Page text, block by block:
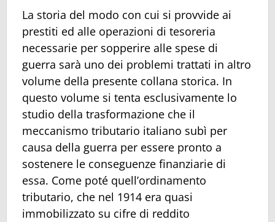
La storia del modo con cui si provvide ai
prestiti ed alle operazioni di tesoreria
necessarie per sopperire alle spese di
guerra sarà uno dei problemi trattati in altro
volume della presente collana storica. In
questo volume si tenta esclusivamente lo
studio della trasformazione che il
meccanismo tributario italiano subì per
causa della guerra per essere pronto a
sostenere le conseguenze finanziarie di
essa. Come poté quell’ordinamento
tributario, che nel 1914 era quasi
immobilizzato su cifre di reddito